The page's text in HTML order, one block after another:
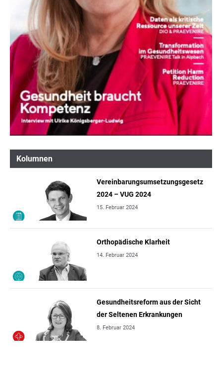
Kolumnen
Vereinbarungsumsetzungsgesetz
2024 – VUG 2024
15. Februar 2024
Orthopädische Klarheit
14. Februar 2024
Gesundheitsreform aus der Sicht
der Seltenen Erkrankungen
8. Februar 2024